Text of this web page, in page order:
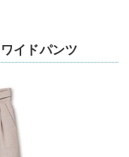
イドパンツ